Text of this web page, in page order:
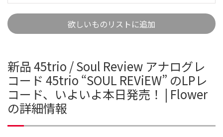
欲しいものリストに追加
新品 45trio / Soul Review アナログレ
コード 45trio “SOUL REViEW” のLPレ
コード、いよいよ本日発売！ | Flower
の詳細情報